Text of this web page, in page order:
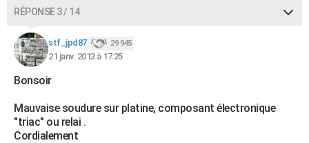
RÉPONSE 3 / 14
stf_jpd87 29 945
21 janv. 2013 à 17:25
Bonsoir
Mauvaise soudure sur platine, composant électronique
"triac" ou relai .
Cordialement